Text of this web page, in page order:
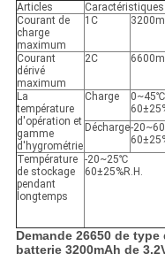
Articles Caractéristiques
Courant de
charge
maximum
1C
Courant
dérivé
maximum
2C
La
température
d'opération et
gamme
d'hygrométrie
Charge
0~45℃
Décharge-
Température
de stockage
pendant
longtemps
-20~25℃
60±25%R.H.
Demande 26650 de
batterie 3200mAh de